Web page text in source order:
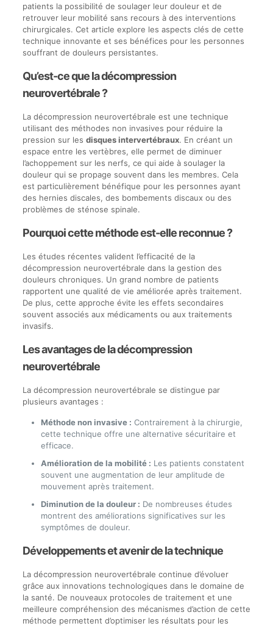
patients la possibilité de soulager leur douleur et de
retrouver leur mobilité sans recours à des interventions
chirurgicales. Cet article explore les aspects clés de cette
technique innovante et ses bénéfices pour les personnes
souffrant de douleurs persistantes.
Qu’est-ce que la décompression
neurovertébrale ?
La décompression neurovertébrale est une technique
utilisant des méthodes non invasives pour réduire la
pression sur les disques intervertébraux. En créant un
espace entre les vertèbres, elle permet de diminuer
l’achoppement sur les nerfs, ce qui aide à soulager la
douleur qui se propage souvent dans les membres. Cela
est particulièrement bénéfique pour les personnes ayant
des hernies discales, des bombements discaux ou des
problèmes de sténose spinale.
Pourquoi cette méthode est-elle reconnue ?
Les études récentes valident l’efficacité de la
décompression neurovertébrale dans la gestion des
douleurs chroniques. Un grand nombre de patients
rapportent une qualité de vie améliorée après traitement.
De plus, cette approche évite les effets secondaires
souvent associés aux médicaments ou aux traitements
invasifs.
Les avantages de la décompression
neurovertébrale
La décompression neurovertébrale se distingue par
plusieurs avantages :
Méthode non invasive : Contrairement à la chirurgie,
cette technique offre une alternative sécuritaire et
efficace.
Amélioration de la mobilité : Les patients constatent
souvent une augmentation de leur amplitude de
mouvement après traitement.
Diminution de la douleur : De nombreuses études
montrent des améliorations significatives sur les
symptômes de douleur.
Développements et avenir de la technique
La décompression neurovertébrale continue d’évoluer
grâce aux innovations technologiques dans le domaine de
la santé. De nouveaux protocoles de traitement et une
meilleure compréhension des mécanismes d’action de cette
méthode permettent d’optimiser les résultats pour les